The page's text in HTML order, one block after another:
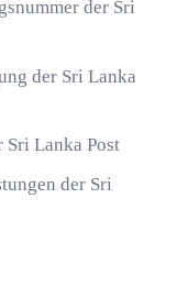
der Sri
der Sri Lanka
Sri Lanka Post
der Sri